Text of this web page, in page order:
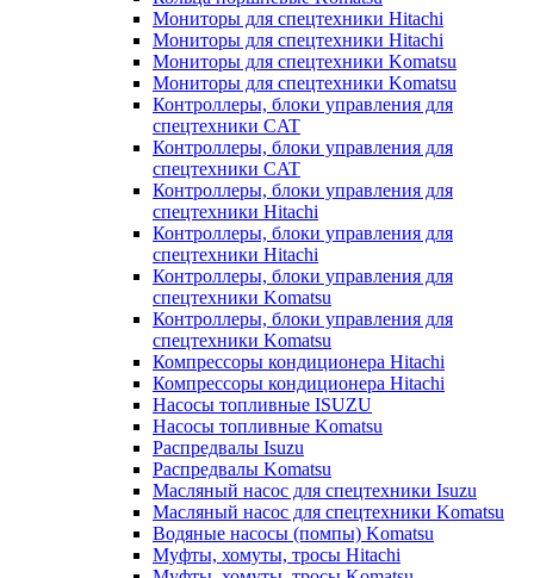
Мониторы для спецтехники Hitachi
Мониторы для спецтехники Hitachi
Мониторы для спецтехники Komatsu
Мониторы для спецтехники Komatsu
Контроллеры, блоки управления для
спецтехники CAT
Контроллеры, блоки управления для
спецтехники CAT
Контроллеры, блоки управления для
спецтехники Hitachi
Контроллеры, блоки управления для
спецтехники Hitachi
Контроллеры, блоки управления для
спецтехники Komatsu
Контроллеры, блоки управления для
спецтехники Komatsu
Компрессоры кондиционера Hitachi
Компрессоры кондиционера Hitachi
Насосы топливные ISUZU
Насосы топливные Komatsu
Распредвалы Isuzu
Распредвалы Komatsu
Масляный насос для спецтехники Isuzu
Масляный насос для спецтехники Komatsu
Водяные насосы (помпы) Komatsu
Муфты, хомуты, тросы Hitachi